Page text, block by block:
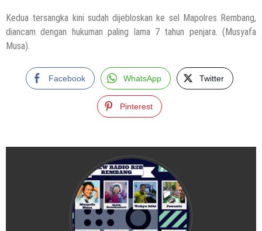
Kedua tersangka kini sudah dijebloskan ke sel Mapolres Rembang,
diancam dengan hukuman paling lama 7 tahun penjara. (Musyafa
Musa).
Facebook WhatsApp Twitter
Pinterest